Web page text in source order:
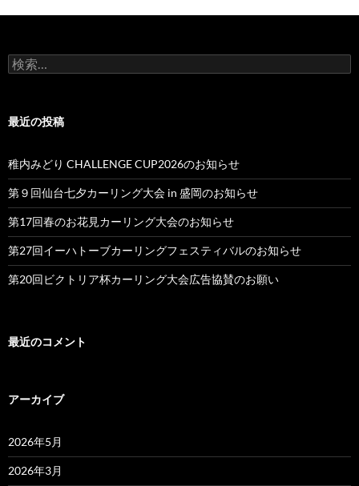
ー
ョ
検
索:
最近の投稿
稚内みどり CHALLENGE CUP2026のお知らせ
第９回仙台七夕カーリング大会 in 盛岡のお知らせ
第17回春のお花見カーリング大会のお知らせ
第27回イーハトーブカーリングフェスティバルのお知らせ
第20回ビクトリア杯カーリング大会広告協賛のお願い
最近のコメント
アーカイブ
2026年5月
2026年3月